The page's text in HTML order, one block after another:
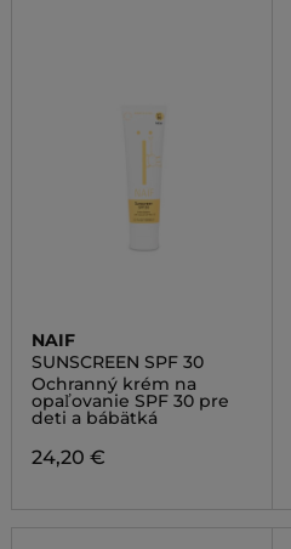
NAIF
SUNSCREEN SPF 30
Ochranný krém na
opaľovanie SPF 30 pre
deti a bábätká
24,20 €